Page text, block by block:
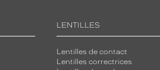
LENTILLES
Lentilles de contact
Lentilles correctrices